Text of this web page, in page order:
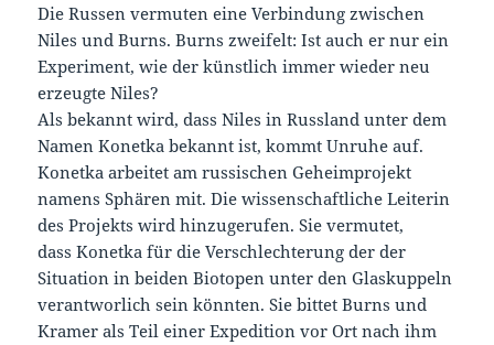
Die Russen vermuten eine Verbindung zwischen
Niles und Burns. Burns zweifelt: Ist auch er nur ein
Experiment, wie der künstlich immer wieder neu
erzeugte Niles?
Als bekannt wird, dass Niles in Russland unter dem
Namen Konetka bekannt ist, kommt Unruhe auf.
Konetka arbeitet am russischen Geheimprojekt
namens Sphären mit. Die wissenschaftliche Leiterin
des Projekts wird hinzugerufen. Sie vermutet,
dass Konetka für die Verschlechterung der der
Situation in beiden Biotopen unter den Glaskuppeln
verantworlich sein könnten. Sie bittet Burns und
Kramer als Teil einer Expedition vor Ort nach ihm